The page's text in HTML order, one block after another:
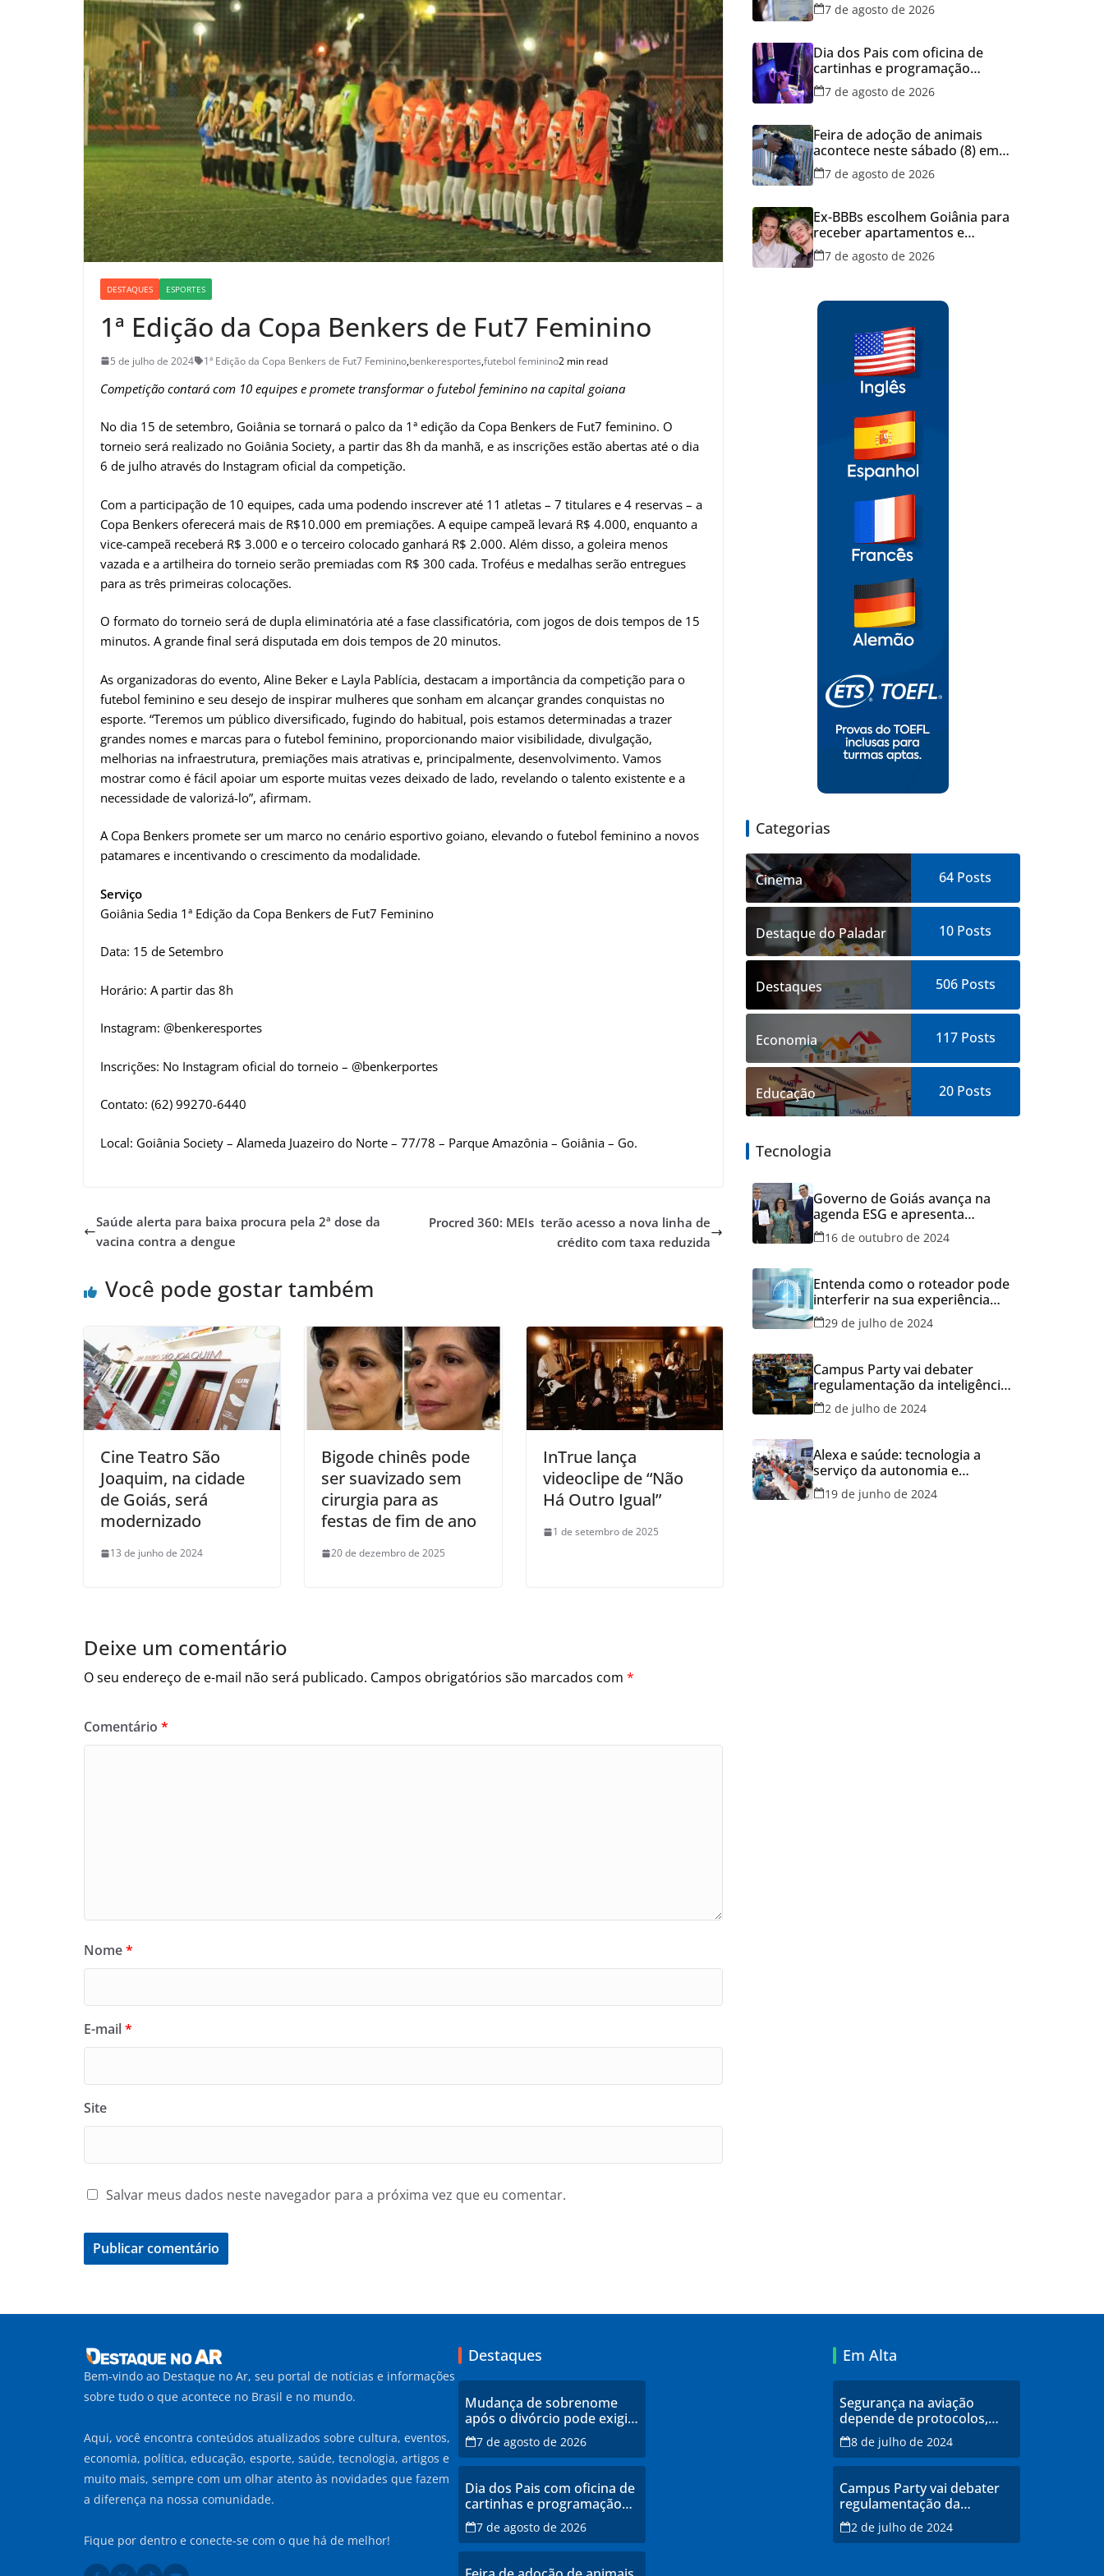
DESTAQUES ESPORTES
1ª Edição da Copa Benkers de Fut7 Feminino
5 de julho de 2024 1ª Edição da Copa Benkers de Fut7 Feminino,benkeresportes,futebol feminino2 min read
Competição contará com 10 equipes e promete transformar o futebol feminino na capital goiana
No dia 15 de setembro, Goiânia se tornará o palco da 1ª edição da Copa Benkers de Fut7 feminino. O
torneio será realizado no Goiânia Society, a partir das 8h da manhã, e as inscrições estão abertas até o dia
6 de julho através do Instagram oficial da competição.
Com a participação de 10 equipes, cada uma podendo inscrever até 11 atletas – 7 titulares e 4 reservas – a
Copa Benkers oferecerá mais de R$10.000 em premiações. A equipe campeã levará R$ 4.000, enquanto a
vice-campeã receberá R$ 3.000 e o terceiro colocado ganhará R$ 2.000. Além disso, a goleira menos
vazada e a artilheira do torneio serão premiadas com R$ 300 cada. Troféus e medalhas serão entregues
para as três primeiras colocações.
O formato do torneio será de dupla eliminatória até a fase classificatória, com jogos de dois tempos de 15
minutos. A grande final será disputada em dois tempos de 20 minutos.
As organizadoras do evento, Aline Beker e Layla Pablícia, destacam a importância da competição para o
futebol feminino e seu desejo de inspirar mulheres que sonham em alcançar grandes conquistas no
esporte. “Teremos um público diversificado, fugindo do habitual, pois estamos determinadas a trazer
grandes nomes e marcas para o futebol feminino, proporcionando maior visibilidade, divulgação,
melhorias na infraestrutura, premiações mais atrativas e, principalmente, desenvolvimento. Vamos
mostrar como é fácil apoiar um esporte muitas vezes deixado de lado, revelando o talento existente e a
necessidade de valorizá-lo”, afirmam.
A Copa Benkers promete ser um marco no cenário esportivo goiano, elevando o futebol feminino a novos
patamares e incentivando o crescimento da modalidade.
Serviço
Goiânia Sedia 1ª Edição da Copa Benkers de Fut7 Feminino
Data: 15 de Setembro
Horário: A partir das 8h
Instagram: @benkeresportes
Inscrições: No Instagram oficial do torneio – @benkerportes
Contato: (62) 99270-6440
Local: Goiânia Society – Alameda Juazeiro do Norte – 77/78 – Parque Amazônia – Goiânia – Go.
Saúde alerta para baixa procura pela 2ª dose da
vacina contra a dengue
Procred 360: MEIs terão acesso a nova linha de
crédito com taxa reduzida
Você pode gostar também
Cine Teatro São
Joaquim, na cidade
de Goiás, será
modernizado
13 de junho de 2024
Bigode chinês pode
ser suavizado sem
cirurgia para as
festas de fim de ano
20 de dezembro de 2025
InTrue lança
videoclipe de “Não
Há Outro Igual”
1 de setembro de 2025
Deixe um comentário
O seu endereço de e-mail não será publicado. Campos obrigatórios são marcados com *
Comentário *
Nome*
E-mail*
Site
Salvar meus dados neste navegador para a próxima vez que eu comentar.
para evitar transtornos
7 de agosto de 2026
Dia dos Pais com oficina de
cartinhas e programação
musical gratuita em Aparecida
de Goiânia
7 de agosto de 2026
Feira de adoção de animais
acontece neste sábado (8) em
Aparecida de Goiânia
7 de agosto de 2026
Ex-BBBs escolhem Goiânia para
receber apartamentos e
decisão reforça força do
mercado imobiliário da capital
7 de agosto de 2026
Categorias
Cinema 64 Posts
Destaque do Paladar 10 Posts
Destaques 506Posts
Economia 117Posts
Educação 20 Posts
Tecnologia
Governo de Goiás avança na
agenda ESG e apresenta
resultados do Recicla Goiás
16 de outubro de 2024
Entenda como o roteador pode
interferir na sua experiência
online
29 de julho de 2024
Campus Party vai debater
regulamentação da inteligência
artificial
2 de julho de 2024
Alexa e saúde: tecnologia a
serviço da autonomia e
qualidade de vida
19 de junho de 2024
Bem-vindo ao Destaque no Ar, seu portal de notícias e informações
sobre tudo o que acontece no Brasil e no mundo.
Aqui, você encontra conteúdos atualizados sobre cultura, eventos,
economia, política, educação, esporte, saúde, tecnologia, artigos e
muito mais, sempre com um olhar atento às novidades que fazem
a diferença na nossa comunidade.
Fique por dentro e conecte-se com o que há de melhor!
Destaques
Mudança de sobrenome
após o divórcio pode exigir
atualização dos
documentos dos filhos
para evitar transtornos
7 de agosto de 2026
Dia dos Pais com oficina de
cartinhas e programação
musical gratuita em
Aparecida de Goiânia
7 de agosto de 2026
Em Alta
Segurança na aviação
depende de protocolos,
profissionais qualificados e
infraestrutura moderna,
explicam especialistas
8 de julho de 2024
Campus Party vai debater
regulamentação da
inteligência artificial
2 de julho de 2024